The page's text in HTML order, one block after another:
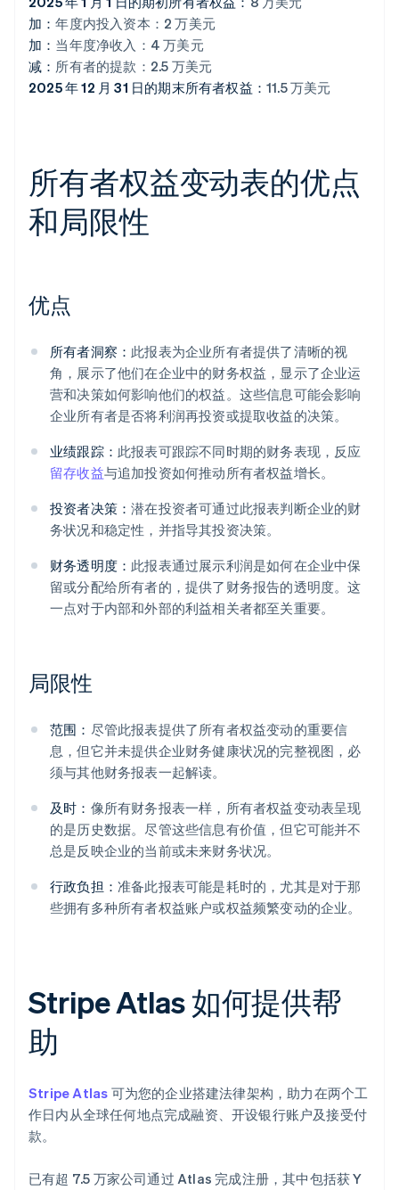
加：年度内投入资本：2 万美元
加： 当年度净收入：4 万美元
减： 所有者的提款：2.5 万美元
2025 年 12 月 31 日的期末所有者权益： 11.5 万美元
所有者权益变动表的优点
和局限性
优点
所有者洞察： 此报表为企业所有者提供了清晰的视
角，展示了他们在企业中的财务权益，显示了企业运
营和决策如何影响他们的权益。这些信息可能会影响
企业所有者是否将利润再投资或提取收益的决策。
业绩跟踪： 此报表可跟踪不同时期的财务表现，反应
留存收益与追加投资如何推动所有者权益增长。
投资者决策：潜在投资者可通过此报表判断企业的财
务状况和稳定性，并指导其投资决策。
财务透明度： 此报表通过展示利润是如何在企业中保
留或分配给所有者的，提供了财务报告的透明度。这
一点对于内部和外部的利益相关者都至关重要。
局限性
范围： 尽管此报表提供了所有者权益变动的重要信
息，但它并未提供企业财务健康状况的完整视图，必
须与其他财务报表一起解读。
及时： 像所有财务报表一样，所有者权益变动表呈现
的是历史数据。尽管这些信息有价值，但它可能并不
总是反映企业的当前或未来财务状况。
行政负担： 准备此报表可能是耗时的，尤其是对于那
些拥有多种所有者权益账户或权益频繁变动的企业。
Stripe Atlas 如何提供帮
助
Stripe Atlas 可为您的企业搭建法律架构，助力在两个工
作日内从全球任何地点完成融资、开设银行账户及接受付
款。
已有超 7.5 万家公司通过 Atlas 完成注册，其中包括获 Y